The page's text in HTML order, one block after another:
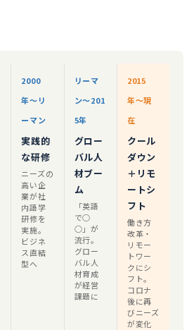
2000
年〜リ
ーマン
実践的
な研修
ニーズの
高い企
業が社
内語学
研修を
実施。
ビジネ
ス直結
型へ
リーマ
ン〜201
5年
グロー
バル人
材ブー
ム
「英語
で○
○」が
流行。
グロー
バル人
材育成
が経営
課題に
2015
年〜現
在
クール
ダウン
＋リモ
ートシ
フト
働き方
改革・
リモー
トワー
クにシ
フト。
コロナ
後に再
びニーズ
が変化